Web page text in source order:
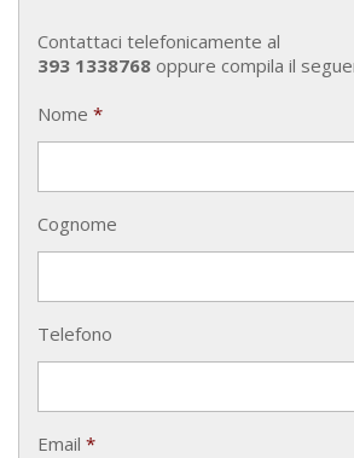
Contattaci telefonicamente al
393 1338768 oppure compila il
Nome *
Cognome
Telefono
Email *